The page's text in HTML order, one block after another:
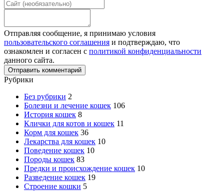
Отправляя сообщение, я принимаю условия
пользовательского соглашения и подтверждаю, что
ознакомлен и согласен с политикой конфиденциальности
данного сайта.
Рубрики
Без рубрики 2
Болезни и лечение кошек 106
История кошек 8
Клички для котов и кошек 11
Корм для кошек 36
Лекарства для кошек 10
Поведение кошек 10
Породы кошек 83
Предки и происхождение кошек 10
Разведение кошек 19
Строение кошки 5